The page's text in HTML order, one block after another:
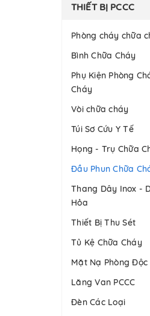
THIẾT BỊ PCCC
Phòng cháy chữa
Bình Chữa Cháy
Phụ Kiện Phòng
Cháy
Vòi chữa cháy
Túi Sơ Cứu Y Tế
Họng - Trụ Chữa
Đầu Phun Chữa
Thang Dây Inox -
Hỏa
Thiết Bị Thu Sét
Tủ Kệ Chữa Cháy
Mặt Nạ Phòng Độc
Lăng Van PCCC
Đèn Các Loại